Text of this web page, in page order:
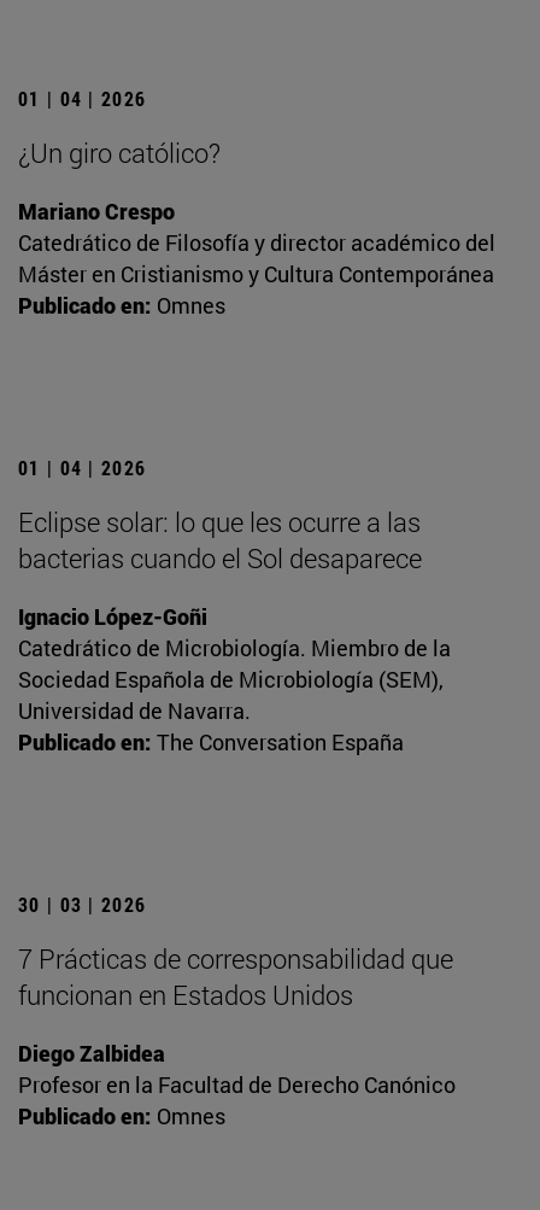
01 | 04 | 2026
¿Un giro católico?
Mariano Crespo
Catedrático de Filosofía y director académico del
Máster en Cristianismo y Cultura Contemporánea
Publicado en: Omnes
01 | 04 | 2026
Eclipse solar: lo que les ocurre a las
bacterias cuando el Sol desaparece
Ignacio López-Goñi
Catedrático de Microbiología. Miembro de la
Sociedad Española de Microbiología (SEM),
Universidad de Navarra.
Publicado en: The Conversation España
30 | 03 | 2026
7 Prácticas de corresponsabilidad que
funcionan en Estados Unidos
Diego Zalbidea
Profesor en la Facultad de Derecho Canónico
Publicado en: Omnes